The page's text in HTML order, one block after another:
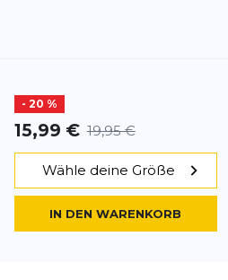
- 20 %
15,99 € 19,95 €
Wähle deine Größe
IN DEN WARENKORB